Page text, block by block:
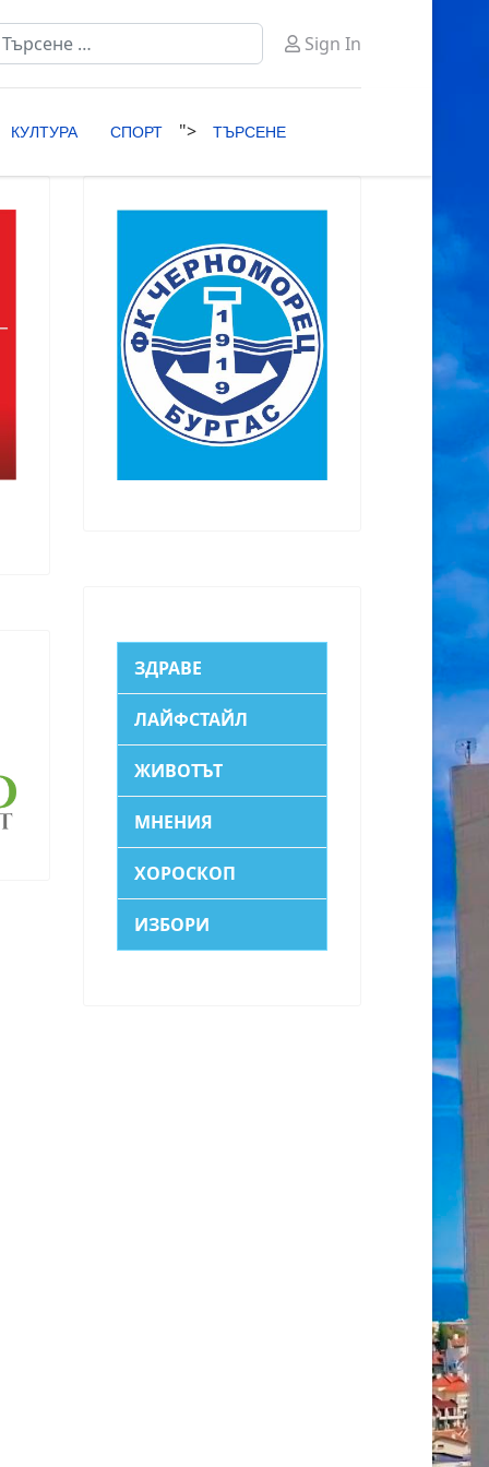
Sign In
КУЛТУРА СПОРТ "> ТЪРСЕНЕ
ЗДРАВЕ
ЛАЙФСТАЙЛ
ЖИВОТЪТ
МНЕНИЯ
ХОРОСКОП
ИЗБОРИ